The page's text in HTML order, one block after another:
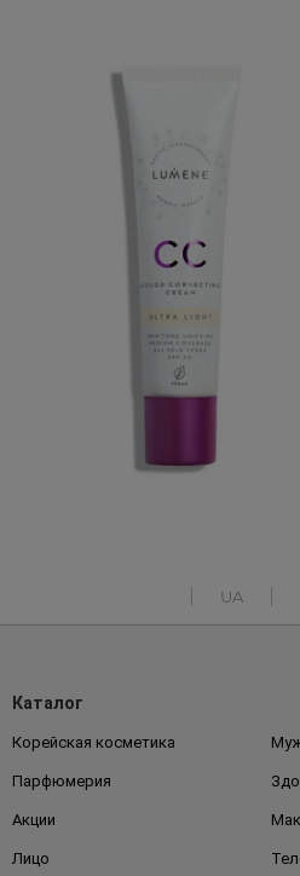
UA
Каталог
Корейская косметика
Парфюмерия
Акции
Лицо